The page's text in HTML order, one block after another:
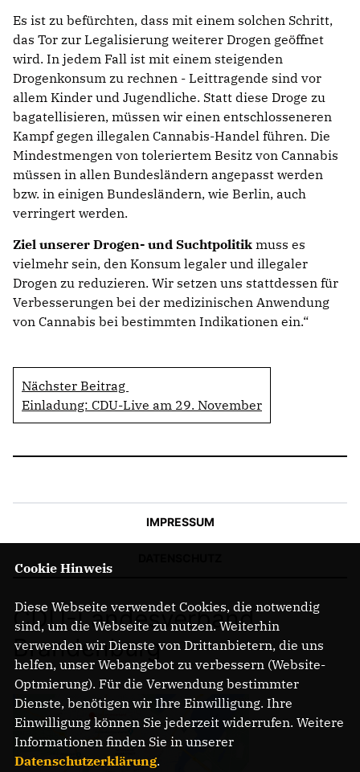
Es ist zu befürchten, dass mit einem solchen Schritt,
das Tor zur Legalisierung weiterer Drogen geöffnet
wird. In jedem Fall ist mit einem steigenden
Drogenkonsum zu rechnen - Leittragende sind vor
allem Kinder und Jugendliche. Statt diese Droge zu
bagatellisieren, müssen wir einen entschlosseneren
Kampf gegen illegalen Cannabis-Handel führen. Die
Mindestmengen von toleriertem Besitz von Cannabis
müssen in allen Bundesländern angepasst werden
bzw. in einigen Bundesländern, wie Berlin, auch
verringert werden.
Ziel unserer Drogen- und Suchtpolitik muss es
vielmehr sein, den Konsum legaler und illegaler
Drogen zu reduzieren. Wir setzen uns stattdessen für
Verbesserungen bei der medizinischen Anwendung
von Cannabis bei bestimmten Indikationen ein.“
Nächster Beitrag
Einladung: CDU-Live am 29. November
IMPRESSUM
CDU-Landesverband
Brandenburg
Cookie Hinweis
Diese Webseite verwendet Cookies, die notwendig
sind, um die Webseite zu nutzen. Weiterhin
verwenden wir Dienste von Drittanbietern, die uns
helfen, unser Webangebot zu verbessern (Website-
Optmierung). Für die Verwendung bestimmter
Dienste, benötigen wir Ihre Einwilligung. Ihre
Einwilligung können Sie jederzeit widerrufen. Weitere
Informationen finden Sie in unserer
Datenschutzerklärung.